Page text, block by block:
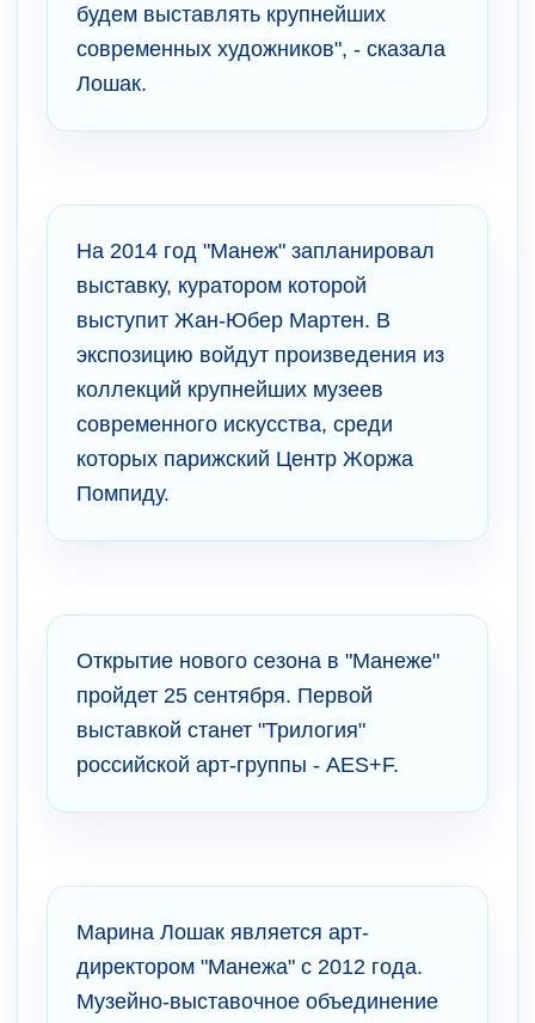
будем выставлять крупнейших
современных художников", - сказала
Лошак.
На 2014 год "Манеж" запланировал
выставку, куратором которой
выступит Жан-Юбер Мартен. В
экспозицию войдут произведения из
коллекций крупнейших музеев
современного искусства, среди
которых парижский Центр Жоржа
Помпиду.
Открытие нового сезона в "Манеже"
пройдет 25 сентября. Первой
выставкой станет "Трилогия"
российской арт-группы - AES+F.
Марина Лошак является арт-
директором "Манежа" с 2012 года.
Музейно-выставочное объединение